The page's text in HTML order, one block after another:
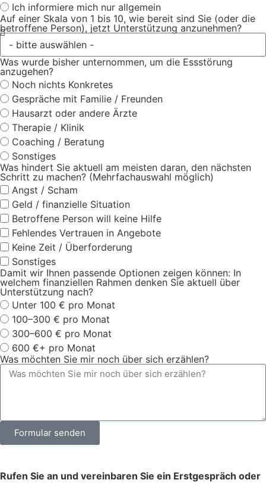
Ich informiere mich nur allgemein
Auf einer Skala von 1 bis 10, wie bereit sind Sie (oder die
betroffene Person), jetzt Unterstützung anzunehmen?
Was wurde bisher unternommen, um die Essstörung
anzugehen?
Noch nichts Konkretes
Gespräche mit Familie / Freunden
Hausarzt oder andere Ärzte
Therapie / Klinik
Coaching / Beratung
Sonstiges
Was hindert Sie aktuell am meisten daran, den nächsten
Schritt zu machen? (Mehrfachauswahl möglich)
Angst / Scham
Geld / finanzielle Situation
Betroffene Person will keine Hilfe
Fehlendes Vertrauen in Angebote
Keine Zeit / Überforderung
Sonstiges
Damit wir Ihnen passende Optionen zeigen können: In
welchem finanziellen Rahmen denken Sie aktuell über
Unterstützung nach?
Unter 100 € pro Monat
100–300 € pro Monat
300–600 € pro Monat
600 €+ pro Monat
Was möchten Sie mir noch über sich erzählen?
Formular senden
Rufen Sie an und vereinbaren Sie ein Erstgespräch oder